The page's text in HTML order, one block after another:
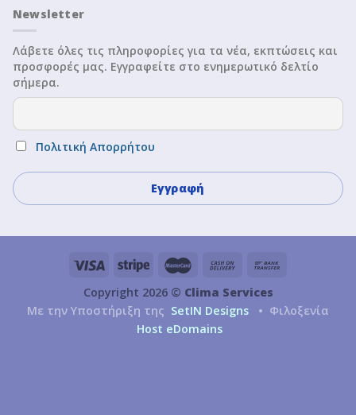
Newsletter
Λάβετε όλες τις πληροφορίες για τα νέα, εκπτώσεις και
προσφορές μας. Εγγραφείτε στο ενημερωτικό δελτίο
σήμερα.
Πολιτική Απορρήτου
Copyright 2026 © Clima Services
Με την Υποστήριξη της SetIN Designs
• Φιλοξενία
Host eDomains